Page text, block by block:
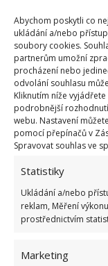
Abychom poskytli co
ukládání a/nebo
soubory cookies.
partnerům umožní
procházení nebo
odvolání souhlasu
Kliknutím níže
podrobnější
webu. Nastavení
pomocí přepínačů v
Spravovat souhlas ve
Statistiky
Ukládání a/nebo
reklam, Měření
prostřednictvím
Marketing
Chcete-li mít
mít pařeniště